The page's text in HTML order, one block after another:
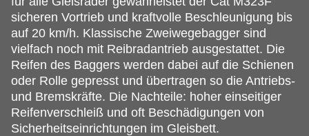
sicheren Vortrieb und kraftvolle Beschleunigung bis
auf 20 km/h. Klassische Zweiwegebagger sind
vielfach noch mit Reibradantrieb ausgestattet. Die
Reifen des Baggers werden dabei auf die Schienen
oder Rolle gepresst und übertragen so die Antriebs-
und Bremskräfte. Die Nachteile: hoher einseitiger
Reifenverschleiß und oft Beschädigungen von
Sicherheitseinrichtungen im Gleisbett.